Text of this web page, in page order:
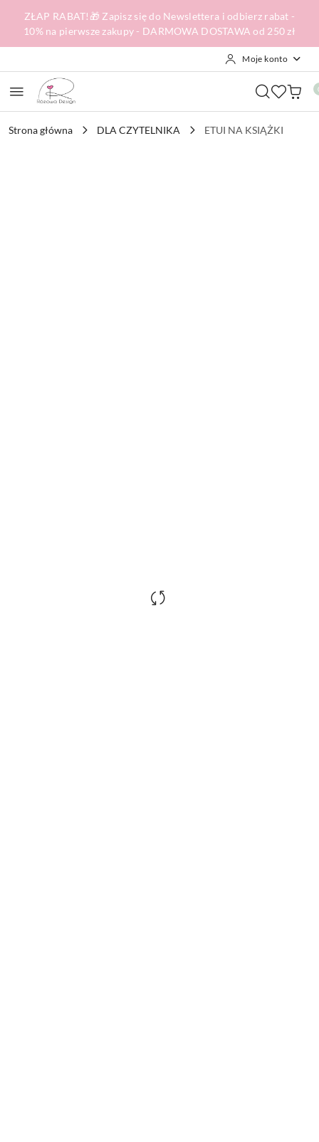
Przejdź do treści głównej
Przejdź do wyszukiwarki
Przejdź do moje konto
Przejdź do menu głównego
Przejdź do opisu produktu
Przejdź do stopki
ZŁAP RABAT!🎁 Zapisz się do Newslettera i odbierz rabat -
10% na pierwsze zakupy - DARMOWA DOSTAWA od 250 zł
Moje konto
Strona główna DLA CZYTELNIKA ETUI NA KSIĄŻKI